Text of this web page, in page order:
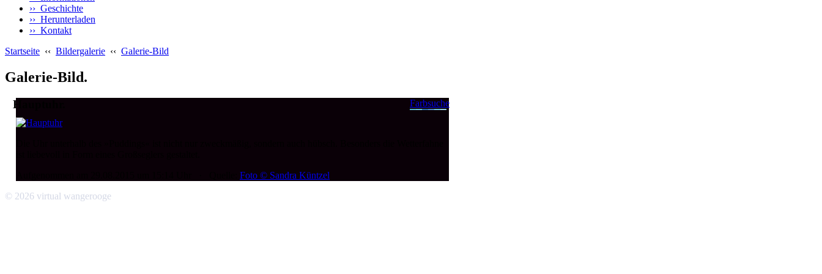
›› Geschichte
›› Herunterladen
›› Kontakt
Startseite ‹‹ Bildergalerie ‹‹ Galerie-Bild
Galerie-Bild.
Farbsuche
Hauptuhr.
Foto © Sandra Küntzel
© 2026 virtual wangerooge